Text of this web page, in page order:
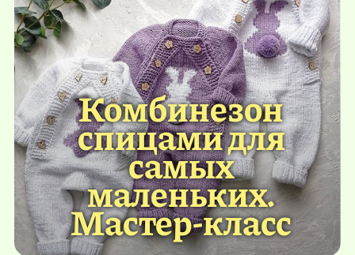
Комбинезон
спицами для
самых
маленьких.
Мастер-класс